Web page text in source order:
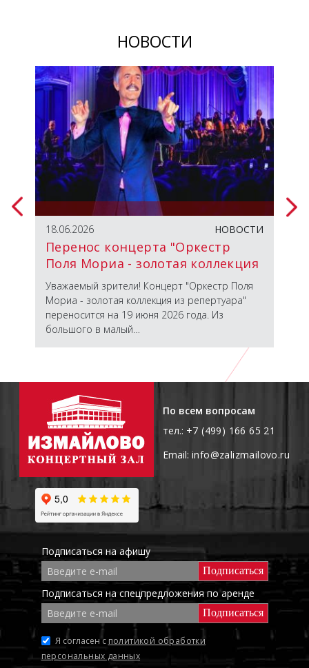
НОВОСТИ
18.06.2026 НОВОСТИ
Перенос концерта "Оркестр
Поля Мориа - золотая коллекция
из репертуара"
Уважаемый зрители! Концерт "Оркестр Поля
Мориа - золотая коллекция из репертуара"
переносится на 19 июня 2026 года. Из
большого в малый…
По всем вопросам
тел.: +7 (499) 166 65 21
Email: info@zalizmailovo.ru
Подписаться на афишу
E-
mail
Подписаться на спецпредложения по аренде
E-
mail
Политика
Я согласен с политикой обработки
персональных данных